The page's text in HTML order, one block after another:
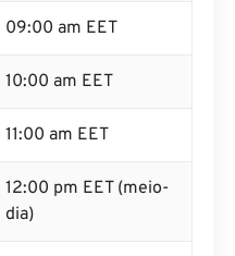
09:00 am EET
10:00 am EET
11:00 am EET
12:00 pm EET (meio-
dia)